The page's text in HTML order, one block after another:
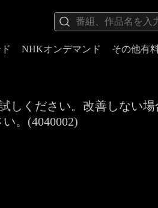
NHKオンデマンド その他有
しください。改善しない
い。(4040002)